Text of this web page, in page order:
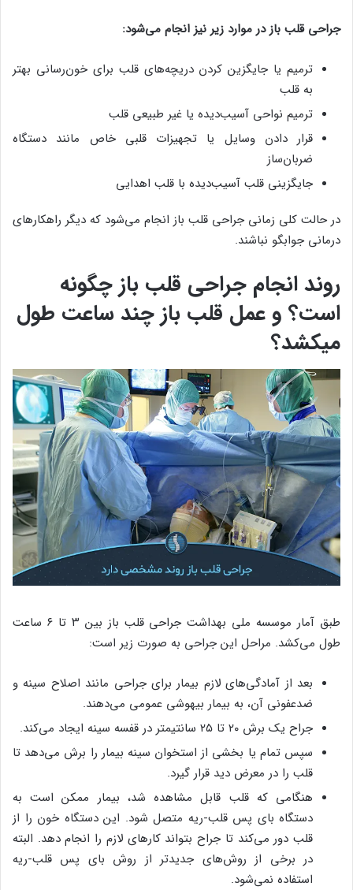
جراحی قلب باز در موارد زیر نیز انجام می‌شود:
ترمیم یا جایگزین کردن دریچه‌های قلب برای خون‌رسانی بهتر
به قلب
ترمیم نواحی آسیب‌دیده یا غیر طبیعی قلب
قرار دادن وسایل یا تجهیزات قلبی خاص مانند دستگاه
ضربان‌ساز
جایگزینی قلب آسیب‌دیده با قلب اهدایی
در حالت کلی زمانی جراحی قلب باز انجام می‌شود که دیگر راهکارهای
درمانی جوابگو نباشند.
روند انجام جراحی قلب باز چگونه
است؟ و عمل قلب باز چند ساعت طول
میکشد؟
طبق آمار موسسه ملی بهداشت جراحی قلب باز بین ۳ تا ۶ ساعت
طول می‌کشد. مراحل این جراحی به صورت زیر است:
بعد از آمادگی‌های لازم بیمار برای جراحی مانند اصلاح سینه و
ضدعفونی آن، به بیمار بیهوشی عمومی می‌دهند.
جراح یک برش ۲۰ تا ۲۵ سانتیمتر در قفسه سینه ایجاد می‌کند.
سپس تمام یا بخشی از استخوان سینه بیمار را برش می‌دهد تا
قلب را در معرض دید قرار گیرد.
هنگامی که قلب قابل مشاهده شد، بیمار ممکن است به
دستگاه بای پس قلب-ریه متصل شود. این دستگاه خون را از
قلب دور می‌کند تا جراح بتواند کارهای لازم را انجام دهد. البته
در برخی از روش‌های جدیدتر از روش بای پس قلب-ریه
استفاده نمی‌شود.